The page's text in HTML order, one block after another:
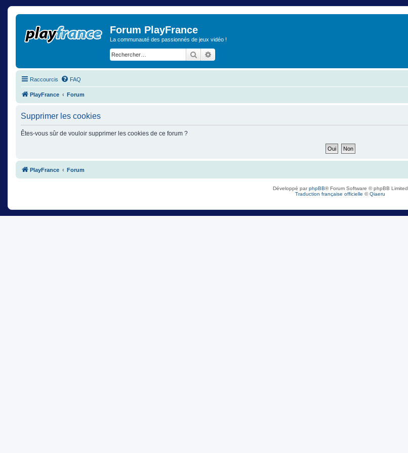
Forum PlayFrance
La communauté des passionnés de jeux vidéo !
Rechercher
Raccourcis FAQ
PlayFrance Forum
Supprimer les cookies
Êtes-vous sûr de vouloir supprimer les cookies de ce forum ?
PlayFrance Forum
Développé parphpBB® Forum Software © phpBB Limited
Traduction française officielle ©Qiaeru